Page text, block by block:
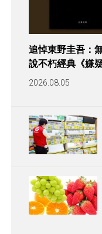
追悼東野圭吾：
說不朽經典《嫌
2026.08.05